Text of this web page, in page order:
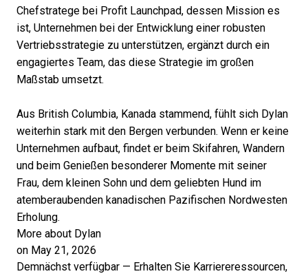
Chefstratege bei Profit Launchpad, dessen Mission es
ist, Unternehmen bei der Entwicklung einer robusten
Vertriebsstrategie zu unterstützen, ergänzt durch ein
engagiertes Team, das diese Strategie im großen
Maßstab umsetzt.
Aus British Columbia, Kanada stammend, fühlt sich Dylan
weiterhin stark mit den Bergen verbunden. Wenn er keine
Unternehmen aufbaut, findet er beim Skifahren, Wandern
und beim Genießen besonderer Momente mit seiner
Frau, dem kleinen Sohn und dem geliebten Hund im
atemberaubenden kanadischen Pazifischen Nordwesten
Erholung.
More about Dylan
on May 21, 2026
Demnächst verfügbar — Erhalten Sie Karriereressourcen,